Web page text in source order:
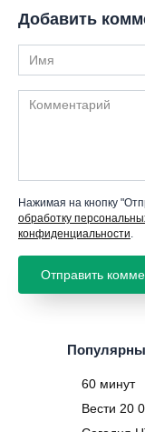
Добавить
Имя
Комментарий
Нажимая на кнопку
обработку
конфиденциальности.
60 минут
Вести 20